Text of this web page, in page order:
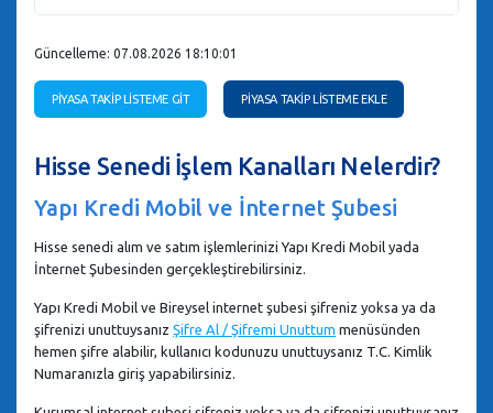
Güncelleme: 07.08.2026 18:10:01
PİYASA TAKİP LİSTEME GİT PİYASA TAKİP LİSTEME EKLE
Hisse Senedi İşlem Kanalları Nelerdir?
Yapı Kredi Mobil ve İnternet Şubesi
Hisse senedi alım ve satım işlemlerinizi Yapı Kredi Mobil yada
İnternet Şubesinden gerçekleştirebilirsiniz.
Yapı Kredi Mobil ve Bireysel internet şubesi şifreniz yoksa ya da
şifrenizi unuttuysanız Şifre Al / Şifremi Unuttum menüsünden
hemen şifre alabilir, kullanıcı kodunuzu unuttuysanız T.C. Kimlik
Numaranızla giriş yapabilirsiniz.